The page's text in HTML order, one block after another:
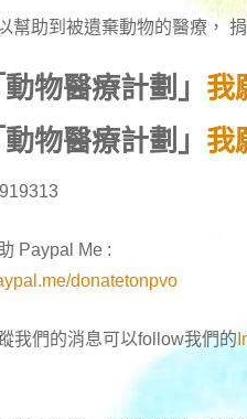
幫助到被遺棄動物的醫療，
物醫療計劃」 我
物醫療計劃」 我
Paypal Me :
donatetonpvo
我們的消息可以follow我們的